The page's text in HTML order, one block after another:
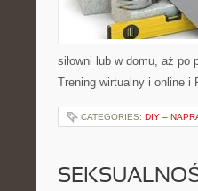
siłowni lub w domu, aż po
Trening wirtualny i online
CATEGORIES: DIY –